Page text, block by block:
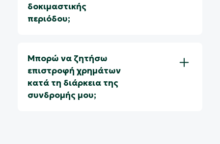
δοκιμαστικής
περιόδου;
Μπορώ να ζητήσω
επιστροφή χρημάτων
κατά τη διάρκεια της
συνδρομής μου;